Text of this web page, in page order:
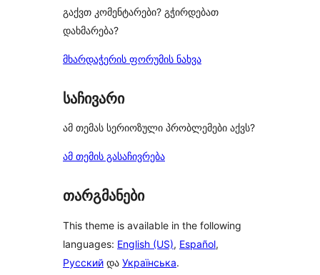
გაქვთ კომენტარები? გჭირდებათ
დახმარება?
მხარდაჭერის ფორუმის ნახვა
საჩივარი
ამ თემას სერიოზული პრობლემები აქვს?
ამ თემის გასაჩივრება
თარგმანები
This theme is available in the following
languages: English (US), Español,
Русский და Українська.